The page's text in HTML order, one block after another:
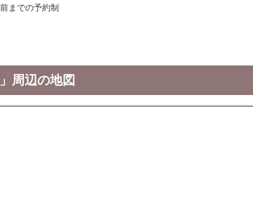
までの予約制
周辺の地図